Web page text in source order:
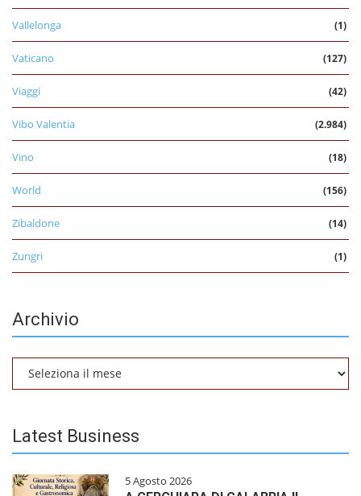
Vallelonga (1)
Vaticano (127)
Viaggi (42)
Vibo Valentia (2.984)
Vino (18)
World (156)
Zibaldone (14)
Zungri (1)
Archivio
Latest Business
5 Agosto 2026